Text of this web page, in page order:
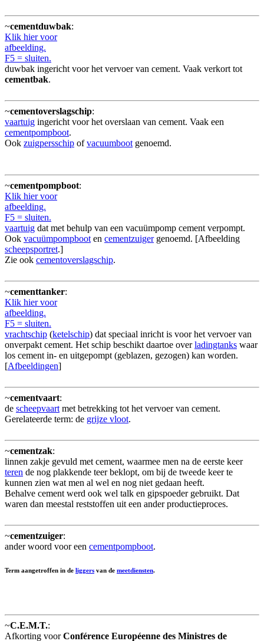
~cementduwbak:
Klik hier voor
afbeelding.
F5 = sluiten.
duwbak ingericht voor het vervoer van cement. Vaak verkort tot
cementbak.
~cementoverslagschip:
vaartuig ingericht voor het overslaan van cement. Vaak een
cementpompboot.
Ook zuigpersschip ofvacuumboot genoemd.
~cementpompboot:
Klik hier voor
afbeelding.
F5 = sluiten.
vaartuig dat met behulp van een vacuümpomp cement verpompt.
Ook vacuümpompboot en cementzuigergenoemd. [Afbeelding
scheepsportret.]
Zie ook cementoverslagschip.
~cementtanker:
Klik hier voor
afbeelding.
F5 = sluiten.
vrachtschip (ketelschip) dat speciaal inricht is voor het vervoer van
onverpakt cement. Het schip beschikt daartoe overladingtanks waar
los cement in- en uitgepompt (geblazen, gezogen) kan worden.
[Afbeeldingen]
~cementvaart:
de scheepvaart met betrekking tot het vervoer van cement.
Gerelateerde term: de grijze vloot.
~cementzak:
linnen zakje gevuld met cement, waarmee men na de eerste keer
teren de nog plakkende teer beklopt, om bij de tweede keer te
kunnen zien wat men al wel en nog niet gedaan heeft.
Behalve cement werd ook wel talk en gipspoeder gebruikt. Dat
waren dan meestal reststoffen uit een ander productieproces.
~cementzuiger:
ander woord voor een cementpompboot.
Term aangetroffen in de liggers van de meetdiensten.
~C.E.M.T.:
Afkorting voorConférence Européenne des Ministres de